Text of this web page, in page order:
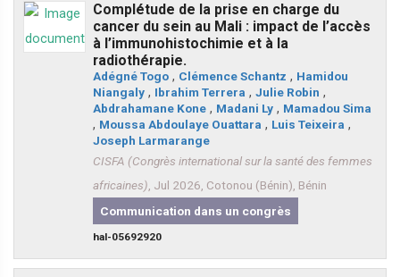
Complétude de la prise en charge du
cancer du sein au Mali : impact de l’accès
à l’immunohistochimie et à la
radiothérapie.
Adégné Togo , Clémence Schantz , Hamidou
Niangaly , Ibrahim Terrera , Julie Robin ,
Abdrahamane Kone , Madani Ly , Mamadou Sima
, Moussa Abdoulaye Ouattara , Luis Teixeira ,
Joseph Larmarange
CISFA (Congrès international sur la santé des femmes
africaines) , Jul 2026, Cotonou (Bénin), Bénin
Communication dans un congrès
hal-05692920